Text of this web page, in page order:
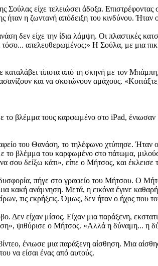
Σούλας είχε τελειώσει άδοξα.
η ζωντανή απόδειξη του κινδύνου. Ήταν ο
δεν είχε την ίδια λάμψη. Οι πλαστικές
τόσο... απελευθερωμένος;» Η Σούλα, με μια
τίποτα από τη σκηνή με τον
και να σκοτώνουν αμάχους.
βλέμμα τους καρφωμένο στο iPad,
του Θανάση, το τηλέφωνο χτύπησε. Ήταν
το βλέμμα του καρφωμένο στο πάτωμα,
δείξω κάτι», είπε ο Μήτσος, και έκλεισε
πήγε στο γραφείο του Μήτσου. Ο
κακή ανάμνηση. Μετά, η εικόνα έγινε
τις εκρήξεις. Όμως, δεν ήταν ο ήχος που
Δεν είχαν μίσος. Είχαν μια παράξενη,
ψιθύρισε ο Μήτσος. «Αλλά η δύναμη... η
ένιωσε μια παράξενη αίσθηση. Μια
να είσαι ένας από αυτούς.